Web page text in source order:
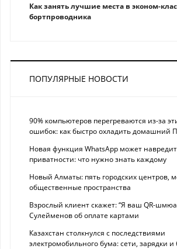
Как занять лучшие места в эконом-
бортпроводника
ПОПУЛЯРНЫЕ НОВОСТИ
90% компьютеров перегреваются из-за
ошибок: как быстро охладить домашний
Новая функция WhatsApp может
приватности: что нужно знать каждому
Новый Алматы: пять городских центров,
общественные пространства
Взрослый клиент скажет: “Я ваш QR-
Сулейменов об оплате картами
Казахстан столкнулся с последствиями
электромобильного бума: сети, зарядки и